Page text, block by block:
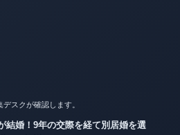
スクが確認します。
結婚！9年の交際を経て別居婚を選